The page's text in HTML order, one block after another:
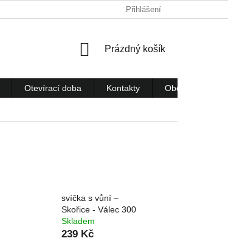
Přihlášení
NÁKUPNÍ
Prázdný košík
Otevírací doba Kontakty Obchodní
svíčka s vůní –
Skořice - Válec 300
Skladem
239 Kč